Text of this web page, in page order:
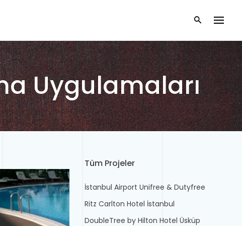
Uygulamaları
Tüm Projeler
İstanbul Airport Unifree & Dutyfree
Ritz Carlton Hotel İstanbul
DoubleTree by Hilton Hotel Üsküp